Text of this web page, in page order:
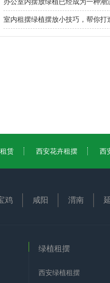
室内租摆绿植摆放小技巧，帮你打
赁 西安花卉租摆 西
鸡 咸阳 渭南
绿植租摆
西安绿植租摆